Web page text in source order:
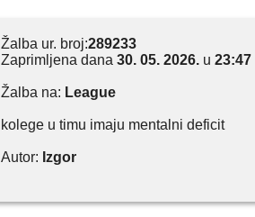
Žalba ur. broj:289233
Zaprimljena dana 30. 05. 2026. u 23:47
Žalba na: League
kolege u timu imaju mentalni deficit
Autor: Izgor